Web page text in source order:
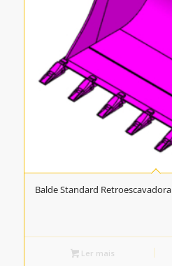
Balde Standard Retroescavadora
Ler mais